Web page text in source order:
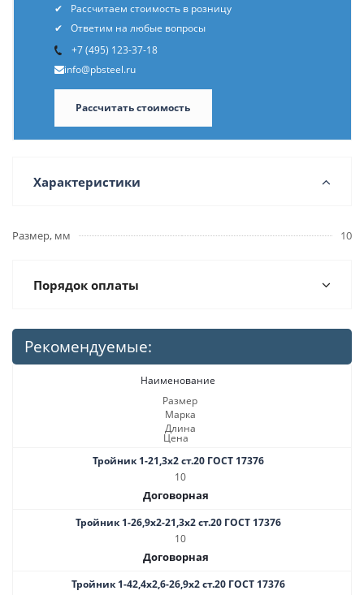
Рассчитаем стоимость в розницу
Ответим на любые вопросы
+7 (495) 123-37-18
info@pbsteel.ru
Рассчитать стоимость
Характеристики
Размер, мм 10
Порядок оплаты
Рекомендуемые:
Наименование
Размер
Марка
Длина
Цена
Тройник 1-21,3х2 ст.20 ГОСТ 17376
10
Договорная
Тройник 1-26,9х2-21,3х2 ст.20 ГОСТ 17376
10
Договорная
Тройник 1-42,4х2,6-26,9х2 ст.20 ГОСТ 17376